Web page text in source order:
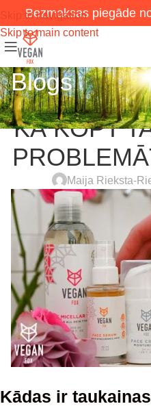
Skip to navigation
Skip to main content
Bezmaksas piegāde
Blogs
KOSMĒTIKA,
KĀ KOPT
Maija Rieksta-
Kādas ir